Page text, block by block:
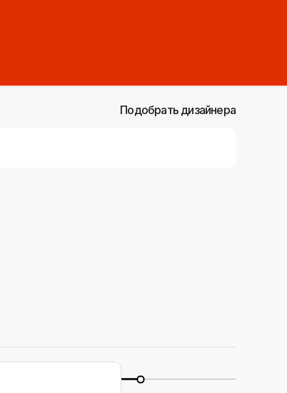
Подобрать дизайнера